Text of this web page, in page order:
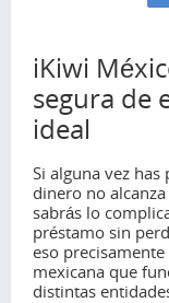
iKiwi
segura de
ideal
Si alguna vez
dinero no
sabrás lo
préstamo sin
eso
mexicana que
distintas